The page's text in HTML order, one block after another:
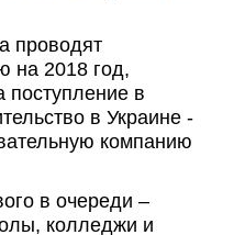
проводят
на 2018 год,
поступление в
в Украине -
компанию
в очереди –
колледжи и